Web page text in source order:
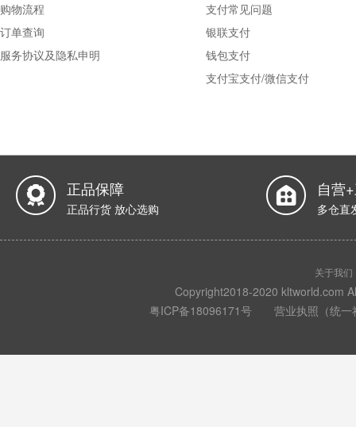
购物流程
订单查询
服务协议及隐私申明
支付常见问题
银联支付
钱包支付
支付宝支付/微信支付
正品保障
正品行货 放心选购
自营
多仓直
关于我们
Copyright2018-2020 kltworld.com
粤ICP备18096171号 营业执照（统一